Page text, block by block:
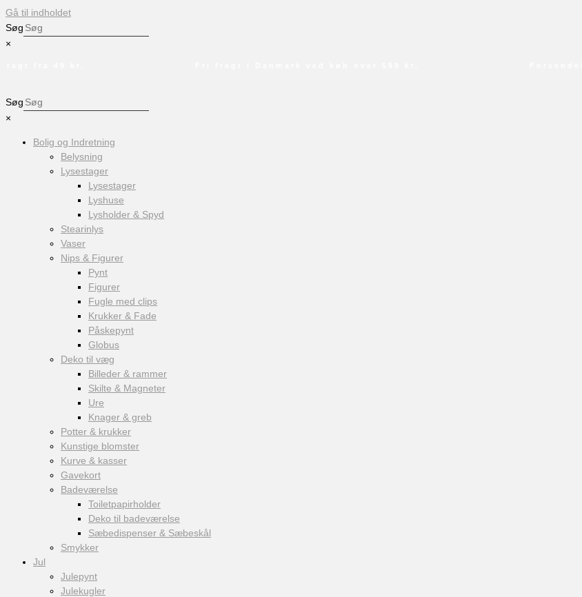
Gå til indholdet
Søg
×
Søg
×
Bolig og Indretning
Belysning
Lysestager
Lysestager
Lyshuse
Lysholder & Spyd
Stearinlys
Vaser
Nips & Figurer
Pynt
Figurer
Fugle med clips
Krukker & Fade
Påskepynt
Globus
Deko til væg
Billeder & rammer
Skilte & Magneter
Ure
Knager & greb
Potter & krukker
Kunstige blomster
Kurve & kasser
Gavekort
Badeværelse
Toiletpapirholder
Deko til badeværelse
Sæbedispenser & Sæbeskål
Smykker
Jul
Julepynt
Julekugler